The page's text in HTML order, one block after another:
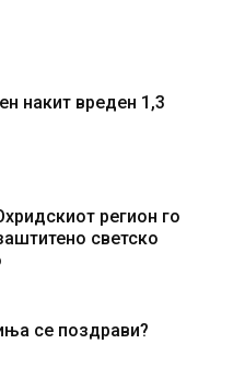
накит вреден 1,3
регион го
светско
се поздрави?